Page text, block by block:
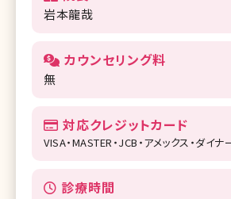
岩本龍哉
カウンセリング料
無
対応クレジットカード
VISA・MASTER・JCB・アメックス・ダイナ
診療時間